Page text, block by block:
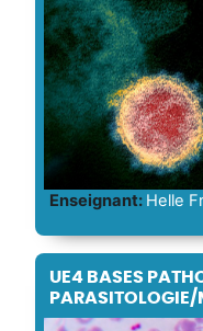
Enseignant: Helle
UE4 BASES